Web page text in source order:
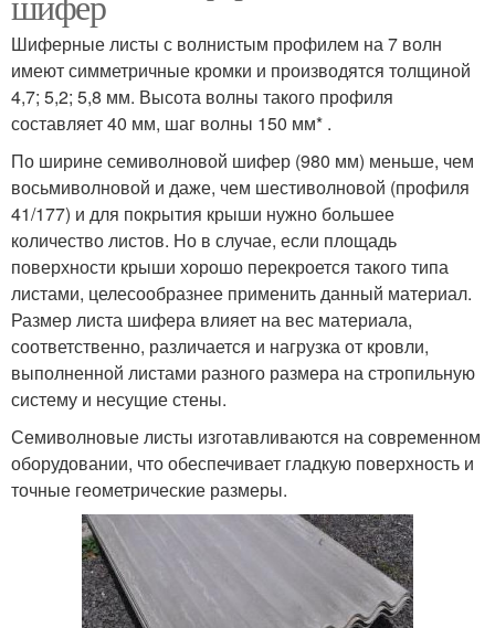
Шиферные листы с волнистым профилем на 7 волн
имеют симметричные кромки и производятся толщиной
4,7; 5,2; 5,8 мм. Высота волны такого профиля
составляет 40 мм, шаг волны 150 мм* .
По ширине семиволновой шифер (980 мм) меньше, чем
восьмиволновой и даже, чем шестиволновой (профиля
41/177) и для покрытия крыши нужно большее
количество листов. Но в случае, если площадь
поверхности крыши хорошо перекроется такого типа
листами, целесообразнее применить данный материал.
Размер листа шифера влияет на вес материала,
соответственно, различается и нагрузка от кровли,
выполненной листами разного размера на стропильную
систему и несущие стены.
Семиволновые листы изготавливаются на современном
оборудовании, что обеспечивает гладкую поверхность и
точные геометрические размеры.